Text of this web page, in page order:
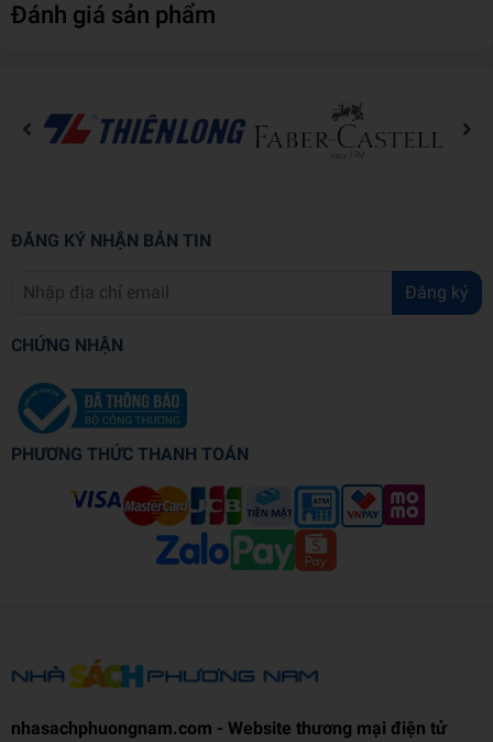
Đánh giá sản phẩm
ĐĂNG KÝ NHẬN BẢN TIN
Đăng ký
CHỨNG NHẬN
PHƯƠNG THỨC THANH TOÁN
nhasachphuongnam.com - Website thương mại điện tử